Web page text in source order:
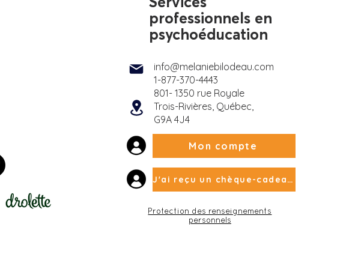
professionnels en
psychoéducation
info@melaniebilodeau.com
1-877-370-4443
801- 1350 rue Royale
Trois-Rivières, Québec,
G9A 4J4
Mon compte
J'ai reçu un chèque-cadeau
Protection des renseignements
personnels